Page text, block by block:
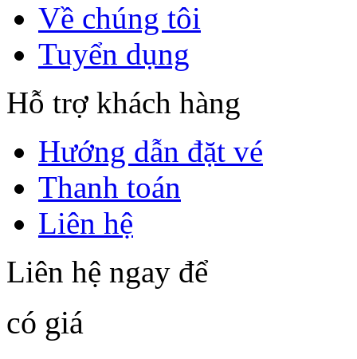
Về chúng tôi
Tuyển dụng
Hỗ trợ khách hàng
Hướng dẫn đặt vé
Thanh toán
Liên hệ
Liên hệ ngay để
có giá